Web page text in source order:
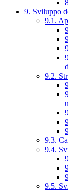
9. Sviluppo
9.1.
9.2.
9.3.
9.4.
9.5.